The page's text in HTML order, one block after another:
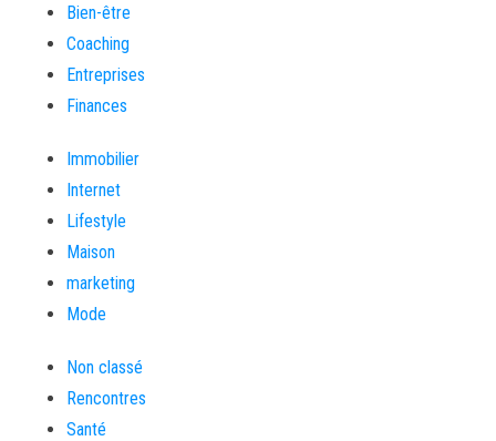
Bien-être
Coaching
Entreprises
Finances
Immobilier
Internet
Lifestyle
Maison
marketing
Mode
Non classé
Rencontres
Santé